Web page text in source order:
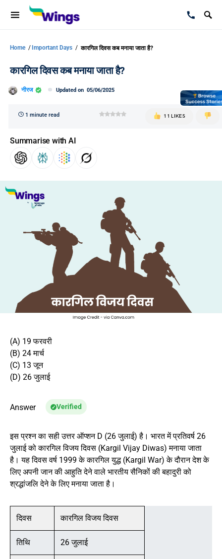
Home / Important Days / कारगिल दिवस कब मनाया जाता है?
कारगिल दिवस कब मनाया जाता है?
नीरज Updated on 05/06/2025
1 minute read 11 LIKES
Summarise with AI
(A) 19 फरवरी
(B) 24 मार्च
(C) 13 जून
(D) 26 जुलाई
Answer Verified
इस प्रश्न का सही उत्तर ऑप्शन D (26 जुलाई) है। भारत में प्रतिवर्ष 26
जुलाई को कारगिल विजय दिवस (Kargil Vijay Diwas) मनाया जाता
है। यह दिवस वर्ष 1999 के कारगिल युद्ध (Kargil War) के दौरान देश के
लिए अपनी जान की आहुति देने वाले भारतीय सैनिकों की बहादुरी को
श्रद्धांजलि देने के लिए मनाया जाता है।
दिवस कारगिल विजय दिवस
तिथि 26 जुलाई